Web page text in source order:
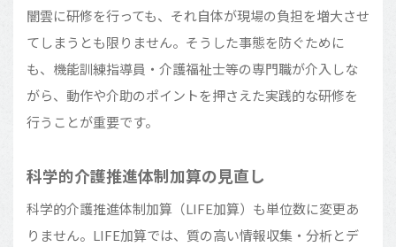
闇雲に研修を行っても、それ自体が現場の負担を増大させ
てしまうとも限りません。そうした事態を防ぐために
も、機能訓練指導員・介護福祉士等の専門職が介入しな
がら、動作や介助のポイントを押さえた実践的な研修を
行うことが重要です。
科学的介護推進体制加算の見直し
科学的介護推進体制加算（LIFE加算）も単位数に変更あ
りません。LIFE加算では、質の高い情報収集・分析とデ